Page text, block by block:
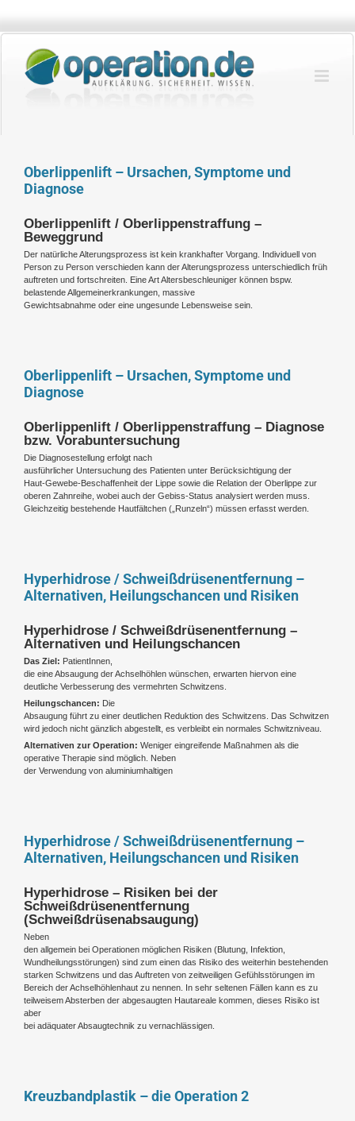
springen
Oberlippenlift – Ursachen, Symptome und
Diagnose
Oberlippenlift / Oberlippenstraffung –
Beweggrund
Der natürliche Alterungsprozess ist kein krankhafter Vorgang. Individuell von
Person zu Person verschieden kann der Alterungsprozess unterschiedlich früh
auftreten und fortschreiten. Eine Art Altersbeschleuniger können bspw.
belastende Allgemeinerkrankungen, massive
Gewichtsabnahme oder eine ungesunde Lebensweise sein.
Oberlippenlift – Ursachen, Symptome und
Diagnose
Oberlippenlift / Oberlippenstraffung – Diagnose
bzw. Vorabuntersuchung
Die Diagnosestellung erfolgt nach
ausführlicher Untersuchung des Patienten unter Berücksichtigung der
Haut-Gewebe-Beschaffenheit der Lippe sowie die Relation der Oberlippe zur
oberen Zahnreihe, wobei auch der Gebiss-Status analysiert werden muss.
Gleichzeitig bestehende Hautfältchen („Runzeln“) müssen erfasst werden.
Hyperhidrose / Schweißdrüsenentfernung –
Alternativen, Heilungschancen und Risiken
Hyperhidrose / Schweißdrüsenentfernung –
Alternativen und Heilungschancen
Das Ziel: PatientInnen,
die eine Absaugung der Achselhöhlen wünschen, erwarten hiervon eine
deutliche Verbesserung des vermehrten Schwitzens.
Heilungschancen: Die
Absaugung führt zu einer deutlichen Reduktion des Schwitzens. Das Schwitzen
wird jedoch nicht gänzlich abgestellt, es verbleibt ein normales Schwitzniveau.
Alternativen zur Operation: Weniger eingreifende Maßnahmen als die
operative Therapie sind möglich. Neben
der Verwendung von aluminiumhaltigen
Hyperhidrose / Schweißdrüsenentfernung –
Alternativen, Heilungschancen und Risiken
Hyperhidrose – Risiken bei der
Schweißdrüsenentfernung
(Schweißdrüsenabsaugung)
Neben
den allgemein bei Operationen möglichen Risiken (Blutung, Infektion,
Wundheilungsstörungen) sind zum einen das Risiko des weiterhin bestehenden
starken Schwitzens und das Auftreten von zeitweiligen Gefühlsstörungen im
Bereich der Achselhöhlenhaut zu nennen. In sehr seltenen Fällen kann es zu
teilweisem Absterben der abgesaugten Hautareale kommen, dieses Risiko ist
aber
bei adäquater Absaugtechnik zu vernachlässigen.
Kreuzbandplastik – die Operation 2